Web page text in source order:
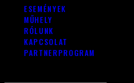
ESEMÉNYEK
MŰHELY
RÓLUNK
KAPCSOLAT
PARTNERPROGRAM